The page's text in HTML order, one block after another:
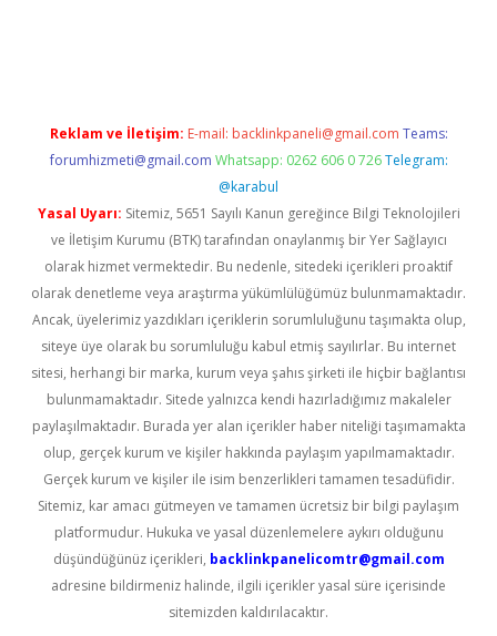
Reklam ve İletişim: E-mail: backlinkpaneli@gmail.com Teams:
forumhizmeti@gmail.com Whatsapp: 0262 606 0 726 Telegram:
@karabul
Yasal Uyarı: Sitemiz, 5651 Sayılı Kanun gereğince Bilgi Teknolojileri
ve İletişim Kurumu (BTK) tarafından onaylanmış bir Yer Sağlayıcı
olarak hizmet vermektedir. Bu nedenle, sitedeki içerikleri proaktif
olarak denetleme veya araştırma yükümlülüğümüz bulunmamaktadır.
Ancak, üyelerimiz yazdıkları içeriklerin sorumluluğunu taşımakta olup,
siteye üye olarak bu sorumluluğu kabul etmiş sayılırlar. Bu internet
sitesi, herhangi bir marka, kurum veya şahıs şirketi ile hiçbir bağlantısı
bulunmamaktadır. Sitede yalnızca kendi hazırladığımız makaleler
paylaşılmaktadır. Burada yer alan içerikler haber niteliği taşımamakta
olup, gerçek kurum ve kişiler hakkında paylaşım yapılmamaktadır.
Gerçek kurum ve kişiler ile isim benzerlikleri tamamen tesadüfidir.
Sitemiz, kar amacı gütmeyen ve tamamen ücretsiz bir bilgi paylaşım
platformudur. Hukuka ve yasal düzenlemelere aykırı olduğunu
düşündüğünüz içerikleri, backlinkpanelicomtr@gmail.com
adresine bildirmeniz halinde, ilgili içerikler yasal süre içerisinde
sitemizden kaldırılacaktır.